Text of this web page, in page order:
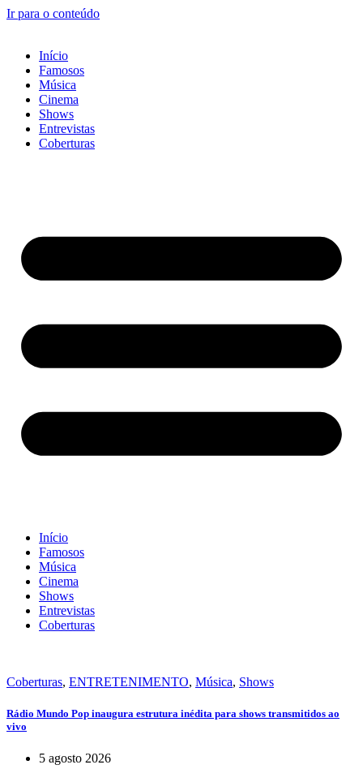
Ir para o conteúdo
Início
Famosos
Música
Cinema
Shows
Entrevistas
Coberturas
Início
Famosos
Música
Cinema
Shows
Entrevistas
Coberturas
Coberturas, ENTRETENIMENTO, Música, Shows
Rádio Mundo Pop inaugura estrutura inédita para shows transmitidos ao
vivo
5 agosto 2026